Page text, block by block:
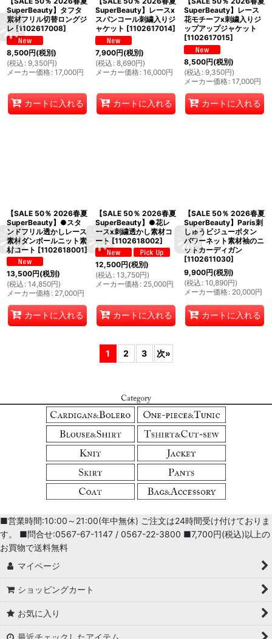
SuperBeauty】タフタ
素材フリル切替ロングジ
レ [1102617008]
8,500円(税別)
(税込 : 9,350円)
メーカー価格: 17,000円
カートに入れる
SuperBeauty】レースx
スパンコール刺繍入りジ
ャケット [1102617014]
7,900円(税別)
(税込 : 8,690円)
メーカー価格: 16,000円
カートに入れる
SuperBeauty】レース
花モチーフx刺繍入りジ
ップアップジャケット
[1102617015]
8,500円(税別)
(税込 : 9,350円)
メーカー価格: 17,000円
カートに入れる
【SALE 50％ 2026春夏
SuperBeauty】●スタ
ンドフリル透かしレース
素材ダンボールニット素
材コート [1102618001]
13,500円(税別)
(税込 : 14,850円)
メーカー価格: 27,000円
カートに入れる
【SALE 50％ 2026春夏
SuperBeauty】●花レ
ースx刺繍透かし素材コ
ート [1102618002]
12,500円(税別)
(税込 : 13,750円)
メーカー価格: 25,000円
カートに入れる
【SALE 50％ 2026春夏
SuperBeauty】Paris刺
しゅうビジューボタン
パワーネット素材袖のニ
ットカーディガン
[1102611030]
9,900円(税別)
(税込 : 10,890円)
メーカー価格: 20,000円
カートに入れる
1 2 3 次»
■営業時間:10:00～21:00(年中無休) ご注文は24時間受け付けておりま
す。 ■問合せ:0567-67-1147 / 0567-22-3800 ■7,700円(税込)以上の
お買物で送料無料
マイページ
ショッピングカート
お気に入り